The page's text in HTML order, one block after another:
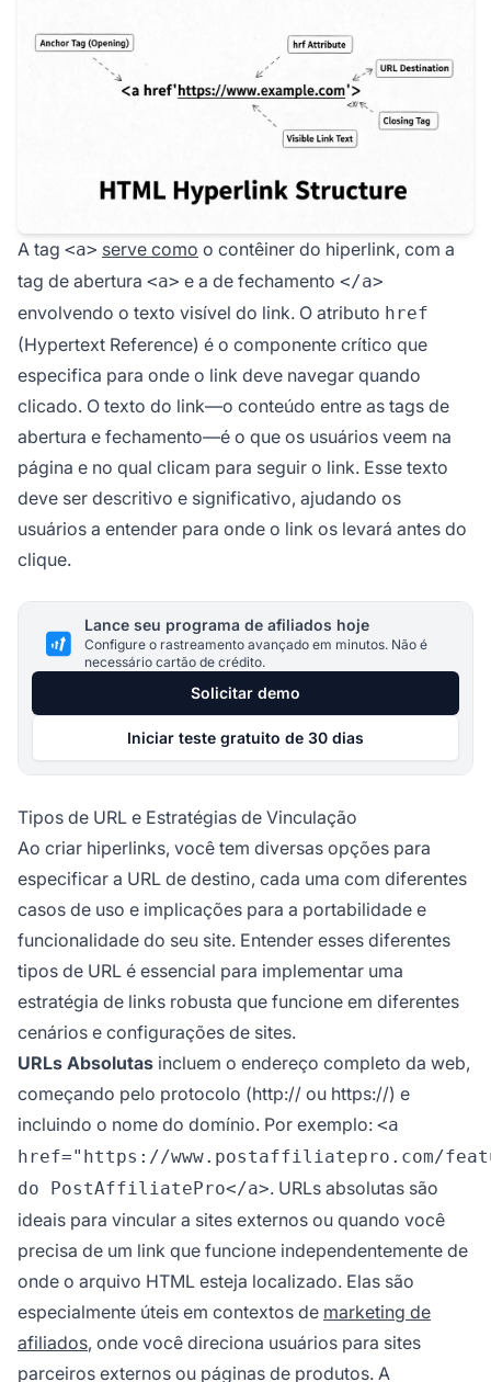
A tag <a> serve como o contêiner do hiperlink, com a
tag de abertura <a> e a de fechamento </a>
envolvendo o texto visível do link. O atributo href
(Hypertext Reference) é o componente crítico que
especifica para onde o link deve navegar quando
clicado. O texto do link—o conteúdo entre as tags de
abertura e fechamento—é o que os usuários veem na
página e no qual clicam para seguir o link. Esse texto
deve ser descritivo e significativo, ajudando os
usuários a entender para onde o link os levará antes do
clique.
Lance seu programa de afiliados hoje
Configure o rastreamento avançado em minutos. Não é
necessário cartão de crédito.
Solicitar demo
Iniciar teste gratuito de 30 dias
Tipos de URL e Estratégias de Vinculação
Ao criar hiperlinks, você tem diversas opções para
especificar a URL de destino, cada uma com diferentes
casos de uso e implicações para a portabilidade e
funcionalidade do seu site. Entender esses diferentes
tipos de URL é essencial para implementar uma
estratégia de links robusta que funcione em diferentes
cenários e configurações de sites.
URLs Absolutas incluem o endereço completo da web,
começando pelo protocolo (http:// ou https://) e
incluindo o nome do domínio. Por exemplo: <a
href="https://www.postaffiliatepro.com/
do PostAffiliatePro</a>. URLs absolutas são
ideais para vincular a sites externos ou quando você
precisa de um link que funcione independentemente de
onde o arquivo HTML esteja localizado. Elas são
especialmente úteis em contextos de marketing de
afiliados, onde você direciona usuários para sites
parceiros externos ou páginas de produtos. A